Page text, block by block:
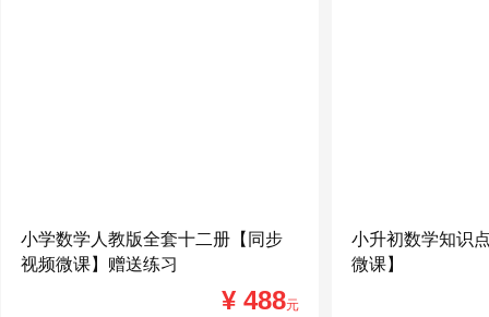
小学数学人教版全套十二册【同步
视频微课】赠送练习
¥ 488元
小升初数学知识
微课】